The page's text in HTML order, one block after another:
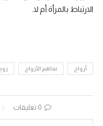
الارتباط بالمرأة أم لا.
أزواج تفاهم الأزواج
0 تعليقات